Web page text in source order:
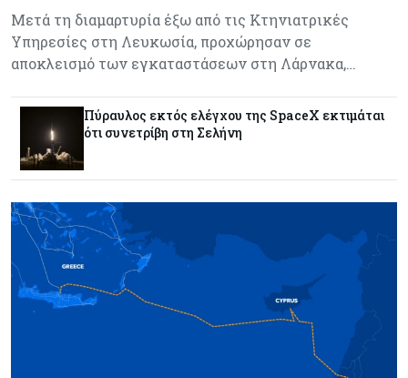
Μετά τη διαμαρτυρία έξω από τις Κτηνιατρικές
Υπηρεσίες στη Λευκωσία, προχώρησαν σε
αποκλεισμό των εγκαταστάσεων στη Λάρνακα,…
Πύραυλος εκτός ελέγχου της SpaceX εκτιμάται
ότι συνετρίβη στη Σελήνη